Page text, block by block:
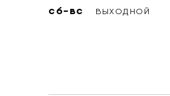
сб-вс выходной